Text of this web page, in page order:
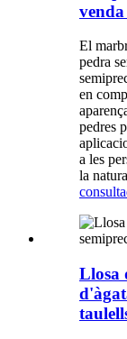
El
pedra
en
pedres
a les
la
consulta
Llosa